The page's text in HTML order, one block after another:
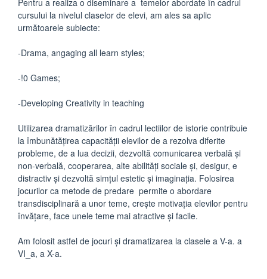
Pentru a realiza o diseminare a temelor abordate în cadrul
cursului la nivelul claselor de elevi, am ales sa aplic
următoarele subiecte:
-Drama, angaging all learn styles;
-!0 Games;
-Developing Creativity in teaching
Utilizarea dramatizărilor în cadrul lectiilor de istorie contribuie
la îmbunătățirea capacității elevilor de a rezolva diferite
probleme, de a lua decizii, dezvoltă comunicarea verbală și
non-verbală, cooperarea, alte abilități sociale și, desigur, e
distractiv și dezvoltă simțul estetic și imaginația. Folosirea
jocurilor ca metode de predare permite o abordare
transdisciplinară a unor teme, crește motivația elevilor pentru
învățare, face unele teme mai atractive și facile.
Am folosit astfel de jocuri și dramatizarea la clasele a V-a. a
VI_a, a X-a.